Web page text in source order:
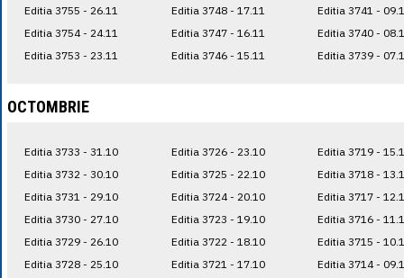
Editia 3755 - 26.11
Editia 3754 - 24.11
Editia 3753 - 23.11
Editia 3748 - 17.11
Editia 3747 - 16.11
Editia 3746 - 15.11
Editia 3741 -
Editia 3740 -
Editia 3739 -
OCTOMBRIE
Editia 3733 - 31.10
Editia 3732 - 30.10
Editia 3731 - 29.10
Editia 3730 - 27.10
Editia 3729 - 26.10
Editia 3728 - 25.10
Editia 3726 - 23.10
Editia 3725 - 22.10
Editia 3724 - 20.10
Editia 3723 - 19.10
Editia 3722 - 18.10
Editia 3721 - 17.10
Editia 3719 -
Editia 3718 -
Editia 3717 -
Editia 3716 -
Editia 3715 -
Editia 3714 -